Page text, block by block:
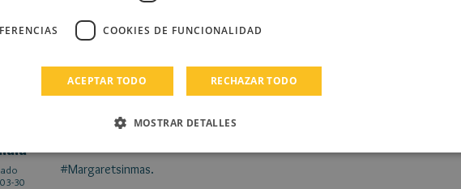
30
#Margaretsinmas.
TURKISH
COOKIES DE FUNCIONALIDAD
ACEPTAR TODO RECHAZAR TODO
MOSTRAR DETALLES